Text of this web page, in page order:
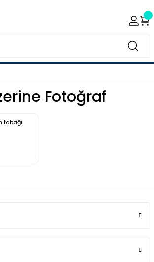
Fotoğraf
tabağı